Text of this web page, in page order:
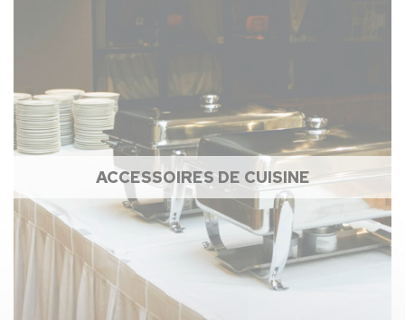
ACCESSOIRES DE CUISINE